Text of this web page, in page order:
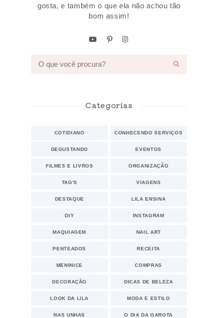
gosta, e também o que ela não achou tão
bom assim!
Categorias
COTIDIANO CONHECENDO SERVIÇOS
DEGUSTANDO EVENTOS
FILMES E LIVROS ORGANIZAÇÃO
TAG'S VIAGENS
DESTAQUE LILA ENSINA
DIY INSTAGRAM
MAQUIAGEM NAIL ART
PENTEADOS RECEITA
MENINICE COMPRAS
DECORAÇÃO DICAS DE BELEZA
LOOK DA LILA MODA E ESTILO
NAS UNHAS O DIA DA GAROTA